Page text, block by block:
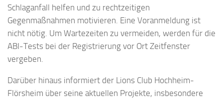
Schlaganfall helfen und zu rechtzeitigen
Gegenmaßnahmen motivieren. Eine Voranmeldung ist
nicht nötig. Um Wartezeiten zu vermeiden, werden für die
ABI-Tests bei der Registrierung vor Ort Zeitfenster
vergeben.
Darüber hinaus informiert der Lions Club Hochheim-
Flörsheim über seine aktuellen Projekte, insbesondere